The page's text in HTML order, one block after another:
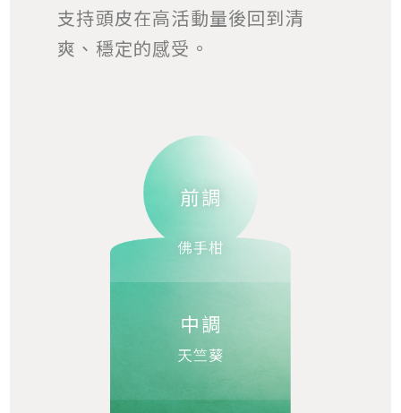
支持頭皮在高活動量後回到清
爽、穩定的感受。